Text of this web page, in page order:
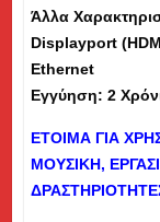
Άλλα
Displayport
Ethernet
Εγγύηση: 2
ΕΤΟΙΜΑ ΓΙΑ
ΜΟΥΣΙΚΗ,